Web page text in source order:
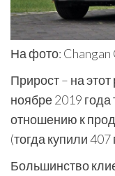
На фото: Changan
Прирост – на этот
ноябре 2019
отношению к
(тогда купили
Большинство